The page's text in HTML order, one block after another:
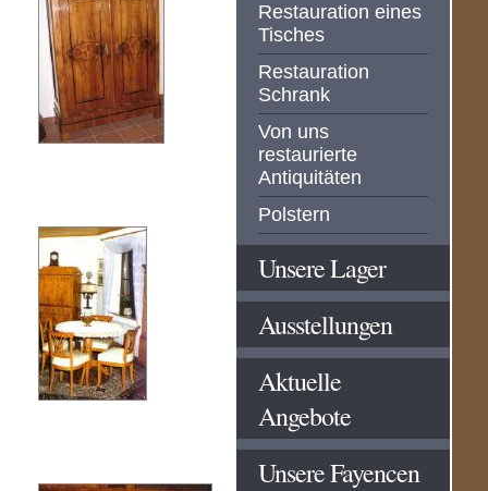
Restauration eines
Tisches
Restauration
Schrank
Von uns
restaurierte
Antiquitäten
Polstern
Unsere Lager
Ausstellungen
Aktuelle
Angebote
Unsere Fayencen